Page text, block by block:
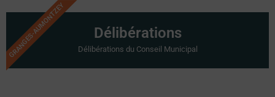
GRANGES-AUMONTZEY Délibérations
Délibérations du Conseil Municipal